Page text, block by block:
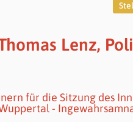
Lenz,
für die Sitzung des
-